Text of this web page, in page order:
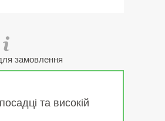
замовлення
та високій